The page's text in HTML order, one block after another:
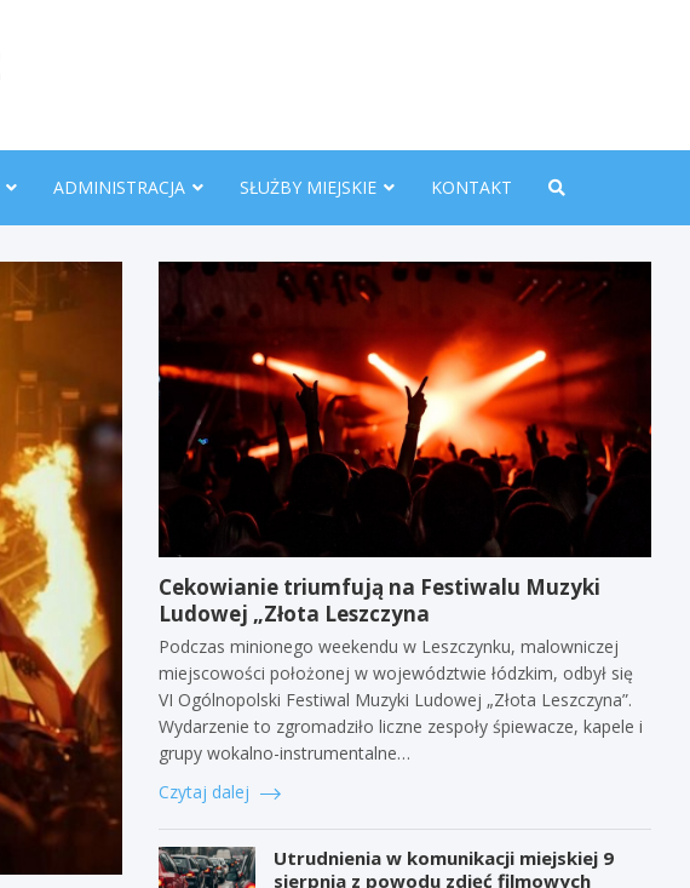
ADMINISTRACJA SŁUŻBY MIEJSKIE KONTAKT
Cekowianie triumfują na Festiwalu Muzyki
Ludowej „Złota Leszczyna
Podczas minionego weekendu w Leszczynku, malowniczej
miejscowości położonej w województwie łódzkim, odbył się
VI Ogólnopolski Festiwal Muzyki Ludowej „Złota Leszczyna”.
Wydarzenie to zgromadziło liczne zespoły śpiewacze, kapele i
grupy wokalno-instrumentalne…
Czytaj dalej
Utrudnienia w komunikacji miejskiej 9
sierpnia z powodu zdjęć filmowych